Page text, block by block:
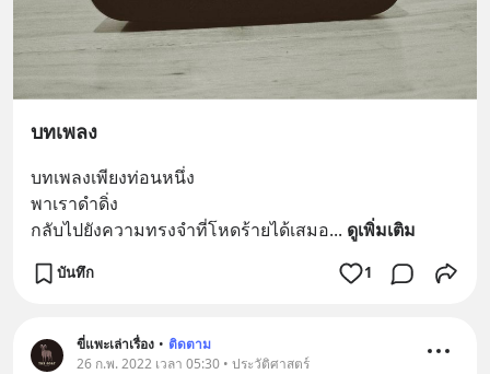
บทเพลง
บทเพลงเพียงท่อนหนึ่ง
พาเราดำดิ่ง
กลับไปยังความทรงจำที่โหดร้ายได้เสมอ... ดูเพิ่มเติม
บันทึก 1
ขี่แพะเล่าเรื่อง • ติดตาม
26 ก.พ. 2022 เวลา 05:30 • ประวัติศาสตร์